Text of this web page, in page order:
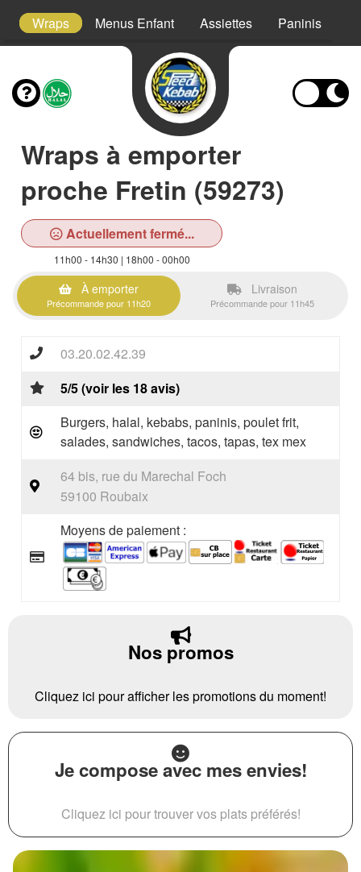
Wraps Menus Enfant Assiettes Paninis
Wraps à emporter
proche Fretin (59273)
Actuellement fermé...
11h00 - 14h30 | 18h00 - 00h00
À emporter
Précommande pour 11h20
Livraison
Précommande pour 11h45
03.20.02.42.39
5/5 (voir les 18 avis)
Burgers, halal, kebabs, paninis, poulet frit,
salades, sandwiches, tacos, tapas, tex mex
64 bis, rue du Marechal Foch
59100 Roubaix
Moyens de paiement :
Nos promos
Cliquez ici pour afficher les promotions du moment!
Je compose avec mes envies!
Cliquez ici pour trouver vos plats préférés!